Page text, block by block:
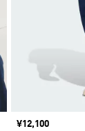
価格
¥12,100